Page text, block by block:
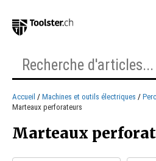
Accueil Machines et outils électriques
Marteaux perforateurs
Marteaux